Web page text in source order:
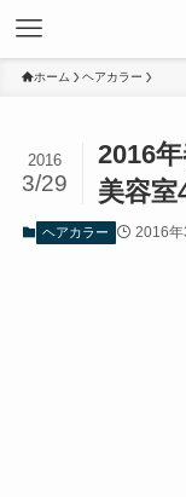
ホーム ヘアカラー
2016
美容
2016
3/29
ヘアカラー 2016年